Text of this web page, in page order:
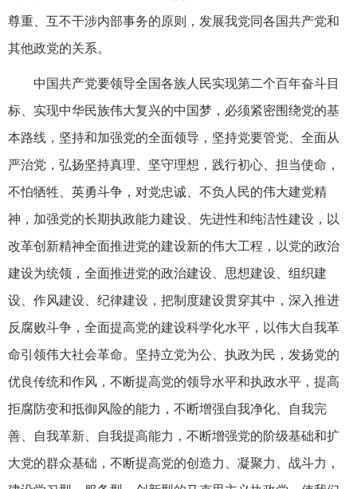
尊重、互不干涉内部事务的原则，发展我党同各国共产党和
其他政党的关系。
中国共产党要领导全国各族人民实现第二个百年奋斗目
标、实现中华民族伟大复兴的中国梦，必须紧密围绕党的基
本路线，坚持和加强党的全面领导，坚持党要管党、全面从
严治党，弘扬坚持真理、坚守理想，践行初心、担当使命，
不怕牺牲、英勇斗争，对党忠诚、不负人民的伟大建党精
神，加强党的长期执政能力建设、先进性和纯洁性建设，以
改革创新精神全面推进党的建设新的伟大工程，以党的政治
建设为统领，全面推进党的政治建设、思想建设、组织建
设、作风建设、纪律建设，把制度建设贯穿其中，深入推进
反腐败斗争，全面提高党的建设科学化水平，以伟大自我革
命引领伟大社会革命。坚持立党为公、执政为民，发扬党的
优良传统和作风，不断提高党的领导水平和执政水平，提高
拒腐防变和抵御风险的能力，不断增强自我净化、自我完
善、自我革新、自我提高能力，不断增强党的阶级基础和扩
大党的群众基础，不断提高党的创造力、凝聚力、战斗力，